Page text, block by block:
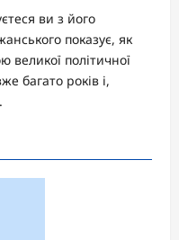
ви з його
показує, як
великої політичної
багато років і,